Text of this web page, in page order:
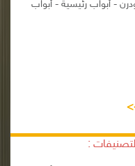
- أبواب رئيسية - أبواب
: